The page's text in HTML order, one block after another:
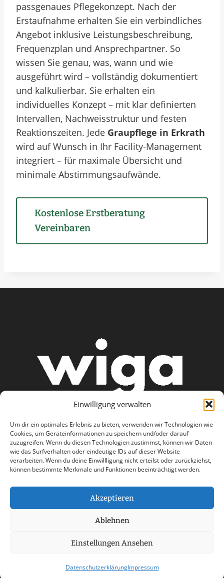
Einwilligung verwalten
Um dir ein optimales Erlebnis zu bieten, verwenden wir Technologien wie
Cookies, um Geräteinformationen zu speichern und/oder darauf
zuzugreifen. Wenn du diesen Technologien zustimmst, können wir Daten
wie das Surfverhalten oder eindeutige IDs auf dieser Website
verarbeiten. Wenn du deine Einwillligung nicht erteilst oder zurückziehst,
können bestimmte Merkmale und Funktionen beeinträchtigt werden.
Akzeptieren
Ablehnen
Einstellungen Ansehen
DatenschutzerklärungImpressum
passgenaues Pflegekonzept. Nach der
Erstaufnahme erhalten Sie ein verbindliches
Angebot inklusive Leistungsbeschreibung,
Frequenzplan und Ansprechpartner. So
wissen Sie genau, was, wann und wie
ausgeführt wird – vollständig dokumentiert
und kalkulierbar. Sie erhalten ein
individuelles Konzept – mit klar definierten
Intervallen, Nachweisstruktur und festen
Reaktionszeiten. Jede Graupflege in Erkrath
wird auf Wunsch in Ihr Facility-Management
integriert – für maximale Übersicht und
minimale Abstimmungsaufwände.
Kostenlose Erstberatung
Vereinbaren
AGB
Datenschutzerklärung
Haftungsausschluss
Impressum
Kontakt
© 2026 wiga care - a part of Stemweder Service